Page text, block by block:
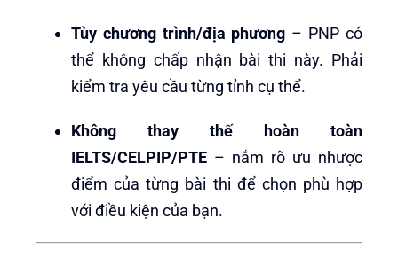
Tùy chương trình/địa phương – PNP có
thể không chấp nhận bài thi này. Phải
kiểm tra yêu cầu từng tỉnh cụ thể.
Không thay thế hoàn toàn
IELTS/CELPIP/PTE – nắm rõ ưu nhược
điểm của từng bài thi để chọn phù hợp
với điều kiện của bạn.